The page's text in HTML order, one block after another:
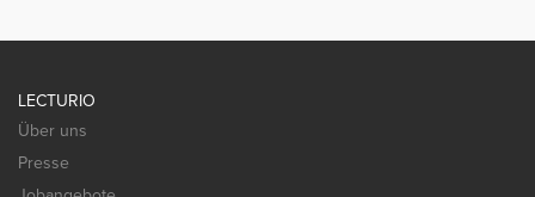
LECTURIO
Über uns
Presse